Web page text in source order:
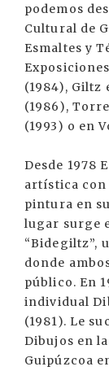
podemos
Cultural de
Esmaltes y
(1984), Giltz
(1986),
(1993) o en
Desde 1978
artística con
pintura en
lugar surge
“Bidegiltz”,
donde
público. En
individual
(1981). Le
Dibujos en
Guipúzcoa